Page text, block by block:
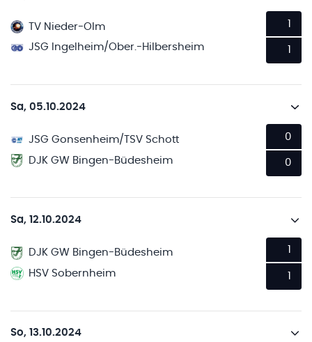
TV Nieder-Olm
JSG Ingelheim/Ober.-Hilbersheim
1
Sa, 05.10.2024
JSG Gonsenheim/TSV Schott
DJK GW Bingen-Büdesheim
0
0
Sa, 12.10.2024
DJK GW Bingen-Büdesheim
HSV Sobernheim
1
So, 13.10.2024